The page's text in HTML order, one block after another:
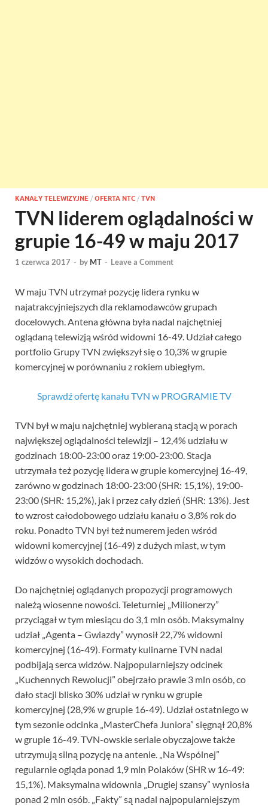
KANAŁY TELEWIZYJNE / OFERTA NTC / TVN
TVN liderem oglądalności w
grupie 16-49 w maju 2017
1 czerwca 2017 - by MT - Leave a Comment
W maju TVN utrzymał pozycję lidera rynku w
najatrakcyjniejszych dla reklamodawców grupach
docelowych. Antena główna była nadal najchętniej
oglądaną telewizją wśród widowni 16-49. Udział całego
portfolio Grupy TVN zwiększył się o 10,3% w grupie
komercyjnej w porównaniu z rokiem ubiegłym.
Sprawdź ofertę kanału TVN w PROGRAMIE TV
TVN był w maju najchętniej wybieraną stacją w porach
największej oglądalności telewizji – 12,4% udziału w
godzinach 18:00-23:00 oraz 19:00-23:00. Stacja
utrzymała też pozycję lidera w grupie komercyjnej 16-49,
zarówno w godzinach 18:00-23:00 (SHR: 15,1%), 19:00-
23:00 (SHR: 15,2%), jak i przez cały dzień (SHR: 13%). Jest
to wzrost całodobowego udziału kanału o 3,8% rok do
roku. Ponadto TVN był też numerem jeden wśród
widowni komercyjnej (16-49) z dużych miast, w tym
widzów o wysokich dochodach.
Do najchętniej oglądanych propozycji programowych
należą wiosenne nowości. Teleturniej „Milionerzy”
przyciągał w tym miesiącu do 3,1 mln osób. Maksymalny
udział „Agenta – Gwiazdy” wynosił 22,7% widowni
komercyjnej (16-49). Formaty kulinarne TVN nadal
podbijają serca widzów. Najpopularniejszy odcinek
„Kuchennych Rewolucji” obejrzało prawie 3 mln osób, co
dało stacji blisko 30% udział w rynku w grupie
komercyjnej (28,9% w grupie 16-49). Udział ostatniego w
tym sezonie odcinka „MasterChefa Juniora” sięgnął 20,8%
w grupie 16-49. TVN-owskie seriale obyczajowe także
utrzymują silną pozycję na antenie. „Na Wspólnej”
regularnie ogląda ponad 1,9 mln Polaków (SHR w 16-49:
15,1%). Maksymalna widownia „Drugiej szansy” wyniosła
ponad 2 mln osób. „Fakty” są nadal najpopularniejszym